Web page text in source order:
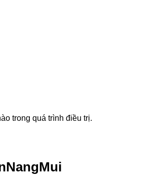
trong quá trình điều trị.